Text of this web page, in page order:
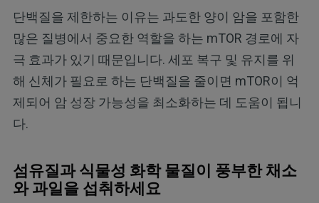
단백질을 제한하는 이유는 과도한 양이 암을 포함한
많은 질병에서 중요한 역할을 하는 mTOR 경로에 자
극 효과가 있기 때문입니다. 세포 복구 및 유지를 위
해 신체가 필요로 하는 단백질을 줄이면 mTOR이 억
제되어 암 성장 가능성을 최소화하는 데 도움이 됩니
다.
섬유질과 식물성 화학 물질이 풍부한 채소
와 과일을 섭취하세요